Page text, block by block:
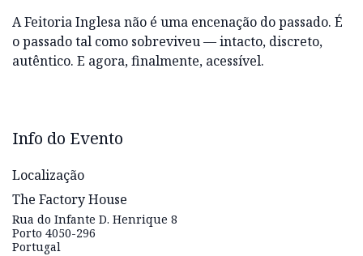
A Feitoria Inglesa não é uma encenação do passado. É
o passado tal como sobreviveu — intacto, discreto,
autêntico. E agora, finalmente, acessível.
Info do Evento
Localização
The Factory House
Rua do Infante D. Henrique 8
Porto 4050-296
Portugal